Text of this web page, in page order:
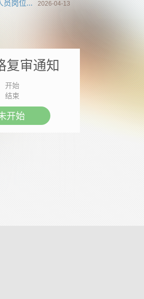
员岗位... 2026-04-13
复审通知
开始
结束
开始